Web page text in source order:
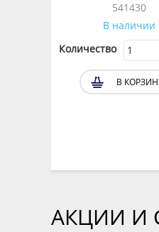
541430
В наличии
Количество
В
АКЦИИ И